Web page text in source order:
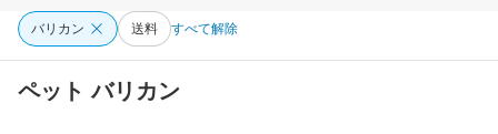
バリカン 送料 すべて解除
ペット バリカン